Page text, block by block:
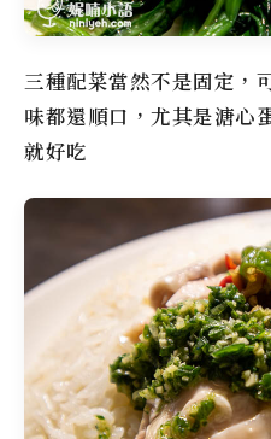
三種配菜當然不是固定，
味都還順口，尤其是溏心
就好吃